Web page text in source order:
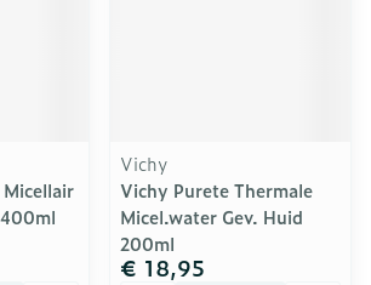
Micellair
Vichy
Vichy Purete Thermale
Micel.water Gev. Huid
200ml
€ 18,95